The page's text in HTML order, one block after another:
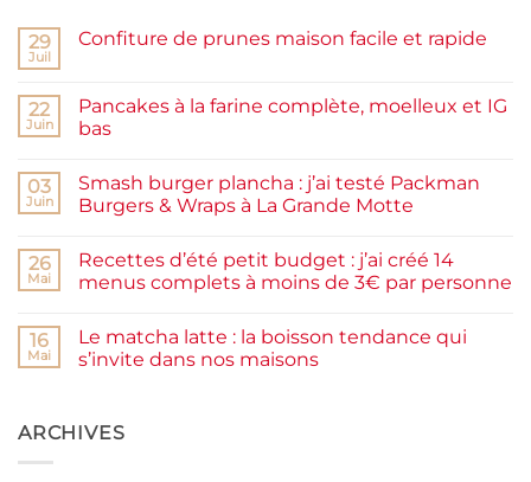
29
Juil
Confiture de prunes maison facile et rapide
Confiture
de
prunes
et
rapide
22
Juin
Pancakes à la farine complète, moelleux et IG
bas
sur
Pancakes
à
complète,
moelleux
et
03
Juin
Smash burger plancha : j’ai testé Packman
Burgers & Wraps à La Grande Motte
sur
Smash
burger
testé
Packman
Burgers &
Grande
Motte
26
Mai
Recettes d’été petit budget : j’ai créé 14
menus complets à moins de 3€ par personne
sur
Recettes
d’été
j’ai
créé
16
Mai
Le matcha latte : la boisson tendance qui
s’invite dans nos maisons
Le
matcha
ARCHIVES